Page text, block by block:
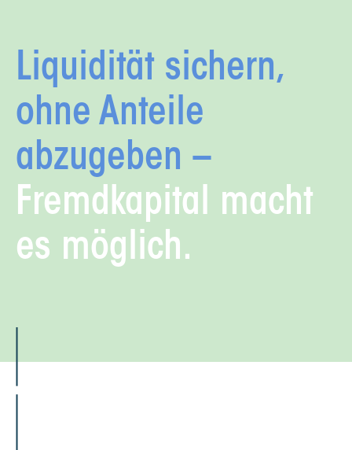
Liquidität sichern,
ohne Anteile
abzugeben –
Fremdkapital macht
es möglich.